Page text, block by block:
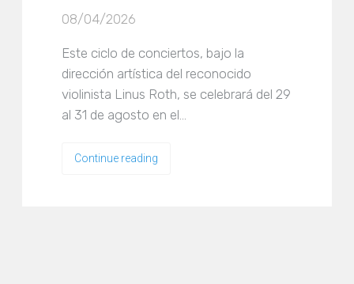
08/04/2026
Este ciclo de conciertos, bajo la
dirección artística del reconocido
violinista Linus Roth, se celebrará del 29
al 31 de agosto en el…
Continue reading